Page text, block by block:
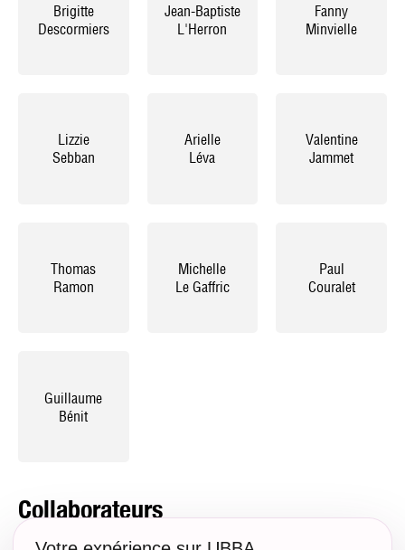
Brigitte
Descormiers
Jean-Baptiste
L'Herron
Fanny
Minvielle
Lizzie
Sebban
Arielle
Léva
Valentine
Jammet
Thomas
Ramon
Michelle
Le Gaffric
Paul
Couralet
Guillaume
Bénit
Collaborateurs